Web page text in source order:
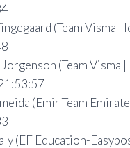
(Team Visma |
(Team Visma |
(Emir Team
(EF Education-